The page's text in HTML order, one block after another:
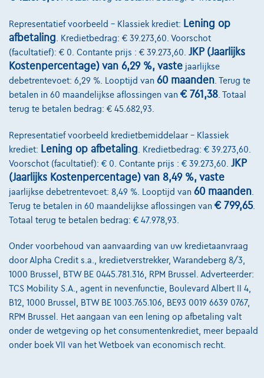
Citroen C4 X
1.2 T 100 You | GPS by App De Citroën C4 X 1.2 T 100 You combineert
06/2024
23.905 km Benzine Manueel 74 kW ( 99 PK )
€15.495 1 ✓BTW aftrekbaar
Vanaf€233,97/maandmet een laatste
maandaflossing van€4.882,47
Representatief voorbeeld – Klassiek krediet: Lening op
afbetaling . Kredietbedrag: € 39.273,60. Voorschot
(facultatief): € 0. Contante prijs : € 39.273,60. JKP (Jaarlijks
Kostenpercentage) van 6,29 %, vaste jaarlijkse
debetrentevoet: 6,29 %. Looptijd van 60 maanden . Terug te
betalen in 60 maandelijkse aflossingen van € 761,38 . Totaal
terug te betalen bedrag: € 45.682,93.
Representatief voorbeeld kredietbemiddelaar – Klassiek
krediet: Lening op afbetaling . Kredietbedrag: € 39.273,60.
Voorschot (facultatief): € 0. Contante prijs : € 39.273,60. JKP
(Jaarlijks Kostenpercentage) van 8,49 %, vaste
jaarlijkse debetrentevoet: 8,49 %. Looptijd van 60 maanden
Terug te betalen in 60 maandelijkse aflossingen van € 799,65.
Totaal terug te betalen bedrag: € 47.978,93.
Onder voorbehoud van aanvaarding van uw kredietaanvraag
door Alpha Credit s.a., kredietverstrekker, Warandeberg 8/3,
1000 Brussel, BTW BE 0445.781.316, RPM Brussel. Adverteerder:
TCS Mobility S.A., agent in nevenfunctie, Boulevard Albert II 4,
B12, 1000 Brussel, BTW BE 1003.765.106, BE93 0019 6639 0767,
RPM Brussel. Het aangaan van een lening op afbetaling valt
onder de wetgeving op het consumentenkrediet, meer bepaald
onder boek VII van het Wetboek van economisch recht.